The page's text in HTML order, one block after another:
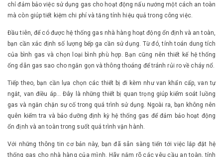
chỉ đảm bảo việc sử dụng gas cho hoạt động nấu nướng một cách an toàn
mà còn giúp tiết kiệm chi phí và tăng tính hiệu quả trong công việc.
Đầu tiên, để có được hệ thống gas nhà hàng hoạt động ổn định và an toàn,
bạn cần xác định số lượng bếp ga cần sử dụng. Từ đó, tính toán dung tích
của bình gas và chọn loại bình phù hợp. Bạn cũng nên thiết kế hệ thống
ống dẫn gas sao cho ngắn gọn và thông thoáng để tránh rủi ro về cháy nổ.
Tiếp theo, bạn cần lựa chọn các thiết bị đi kèm như van khẩn cấp, van tự
ngắt, van điều áp... Đây là những thiết bị quan trọng giúp kiểm soát luồng
gas và ngăn chặn sự cố trong quá trình sử dụng. Ngoài ra, bạn không nên
quên kiểm tra và bảo dưỡng định kỳ hệ thống gas để đảm bảo hoạt động
ổn định và an toàn trong suốt quá trình vận hành.
Với những thông tin cơ bản này, bạn đã sẵn sàng tiến tới việc lắp đặt hệ
thống gas cho nhà hàng của mình. Hãy nắm rõ các yêu cầu an toàn, tính